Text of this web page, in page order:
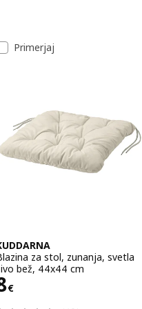
Seznam rezultatov
Primerjaj
za stol, zunanja, svetla
bež, 44x44 cm
€ 8€